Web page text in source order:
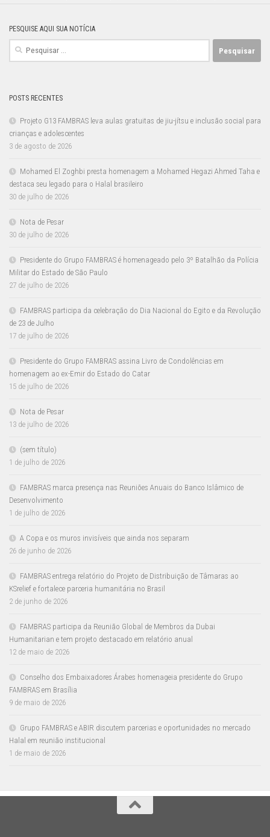
PESQUISE AQUI SUA NOTÍCIA
Pesquisar
POSTS RECENTES
Projeto G13 FAMBRAS leva aulas gratuitas de jiu-jítsu e inclusão social para
crianças e adolescentes
3 de agosto de 2026
Mohamed El Zoghbi presta homenagem a Mohamed Hegazi Ahmed Taha e
destaca seu legado para o Halal brasileiro
30 de julho de 2026
Nota de Pesar
30 de julho de 2026
Presidente do Grupo FAMBRAS é homenageado pelo 3º Batalhão da Polícia
Militar do Estado de São Paulo
27 de julho de 2026
FAMBRAS participa da celebração do Dia Nacional do Egito e da Revolução
de 23 de Julho
17 de julho de 2026
Presidente do Grupo FAMBRAS assina Livro de Condolências em
homenagem ao ex-Emir do Estado do Catar
15 de julho de 2026
Nota de Pesar
13 de julho de 2026
(sem título)
1 de julho de 2026
FAMBRAS marca presença nas Reuniões Anuais do Banco Islâmico de
Desenvolvimento
1 de julho de 2026
A Copa e os muros invisíveis que ainda nos separam
26 de junho de 2026
FAMBRAS entrega relatório do Projeto de Distribuição de Tâmaras ao
KSrelief e fortalece parceria humanitária no Brasil
2 de junho de 2026
FAMBRAS participa da Reunião Global de Membros da Dubai
Humanitarian e tem projeto destacado em relatório anual
12 de maio de 2026
Conselho dos Embaixadores Árabes homenageia presidente do Grupo
FAMBRAS em Brasília
9 de maio de 2026
Grupo FAMBRAS e ABIR discutem parcerias e oportunidades no mercado
Halal em reunião institucional
1 de maio de 2026